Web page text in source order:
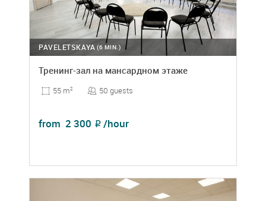
(6 MIN.)
PAVELETSKAYA
Тренинг-зал на мансардном этаже
55 m2 50 guests
from 2 300 ₽ /hour